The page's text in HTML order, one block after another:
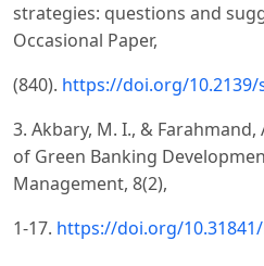
strategies: questions and
Occasional Paper,
(840). https://doi.org/10.2139/
3. Akbary, M. I., & Farahmand,
of Green Banking
Management, 8(2),
1-17. https://doi.org/10.31841/